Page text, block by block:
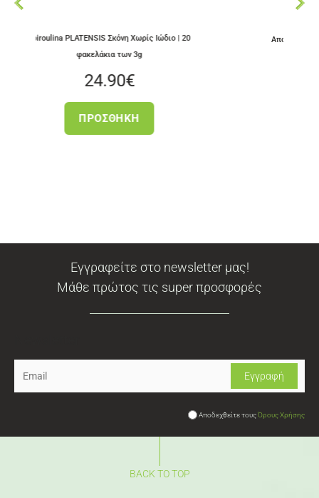
Σκόνη Χωρίς Ιώδιο | 20
Αποξηραμένα ελληνικά King Oyster
Εγγραφείτε στο newsletter μας!
Μάθε πρώτος τις super προσφορές
Αποδεχθείτε τουςΌρους Χρήσης
BACK TO TOP